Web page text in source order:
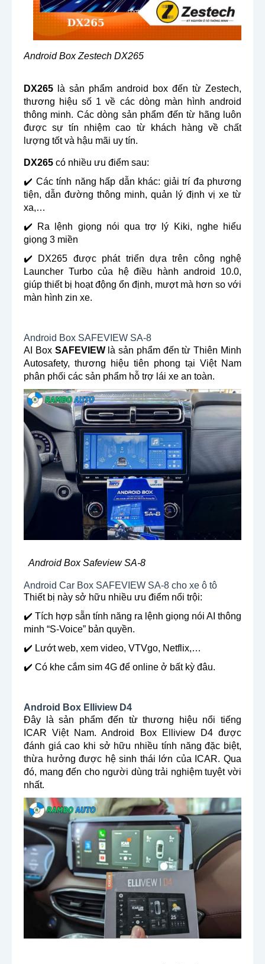
Android Box Zestech DX265
DX265
là sản phẩm android box đến từ Zestech,
thương hiệu số 1 về các dòng màn hình android
thông minh. Các dòng sản phẩm đến từ hãng luôn
được sự tín nhiệm cao từ khách hàng về chất
lượng tốt và hậu mãi uy tín.
DX265 có nhiều ưu điểm sau:
✔️ Các tính năng hấp dẫn khác: giải trí đa phương
tiện, dẫn đường thông minh, quản lý định vị xe từ
xa,…
✔️ Ra lệnh giọng nói qua trợ lý Kiki, nghe hiểu
giọng 3 miền
✔️ DX265 được phát triển dựa trên công nghệ
Launcher Turbo của hệ điều hành android 10.0,
giúp thiết bị hoạt động ổn định, mượt mà hơn so với
màn hình zin xe.
Android Box SAFEVIEW SA-8
AI Box SAFEVIEW là sản phẩm đến từ Thiên Minh
Autosafety, thương hiệu tiên phong tại Việt Nam
phân phối các sản phẩm hỗ trợ lái xe an toàn.
Android Box Safeview SA-8
Android Car Box SAFEVIEW SA-8 cho xe ô tô
Thiết bị này sở hữu nhiều ưu điểm nổi trội:
✔️ Tích hợp sẵn tính năng ra lệnh giọng nói AI thông
minh “S-Voice” bản quyền.
✔️ Lướt web, xem video, VTVgo, Netflix,…
✔️ Có khe cắm sim 4G để online ở bất kỳ đâu.
Android Box Elliview D4
Đây là sản phẩm đến từ thương hiệu nổi tiếng
ICAR Việt Nam. Android Box Elliview D4 được
đánh giá cao khi sở hữu nhiều tính năng đặc biệt,
thừa hưởng được hệ sinh thái lớn của ICAR. Qua
đó, mang đến cho người dùng trải nghiệm tuyệt vời
nhất.